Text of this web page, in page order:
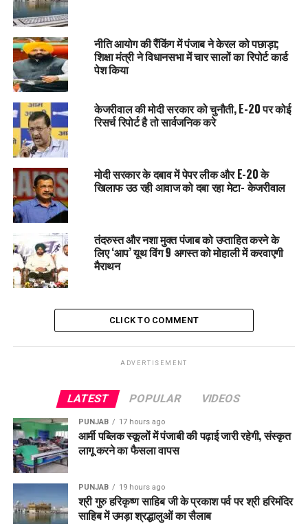
RELATED TOPICS:
PUNJABNEWS
UP NEXT
Punjab द्वारा नया कीर्तिमान स्थापित: शुरुआत से अब तक की सबसे
अधिक GST प्राप्ति, विकास दर में भारत में सबसे आगे: Harpal
Singh Cheema
DON'T MISS
देश का पहला बैरियर-फ्री टोल प्लाज़ा शुरू, अब बिना रुके कटेगा
टोल
नीति आयोग की रैंकिंग में पंजाब ने केरल को पछाड़ा;
शिक्षा मंत्री ने विधानसभा में चार सालों का रिपोर्ट कार्ड
पेश किया
केजरीवाल की मोदी सरकार को चुनौती, E-20 पर कोई
रिसर्च रिपोर्ट है तो सार्वजनिक करे
मोदी सरकार के दबाव में पेपर लीक और E-20 के
खिलाफ उठ रही आवाज को दबा रहा मेटा- केजरीवाल
तंदरुस्त और नशा मुक्त पंजाब को उप्ताहित करने के
लिए ‘आप’ यूथ विंग 9 अगस्त को मोहाली में करवाएगी
मैराथन
CLICK TO COMMENT
ADVERTISEMENT
LATEST POPULAR VIDEOS
PUNJAB 17 hours ago
आर्मी पब्लिक स्कूलों में पंजाबी की पढ़ाई जारी रहेगी, संस्कृत
लागू करने का फैसला वापस
PUNJAB 19 hours ago
श्री गुरु हरिकृष्ण साहिब जी के प्रकाश पर्व पर श्री हरिमंदिर
साहिब में उमड़ा श्रद्धालुओं का सैलाब